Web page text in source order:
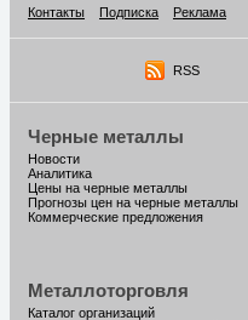
Контакты
Подписка Реклама
RSS
Черные металлы
Новости
Аналитика
Цены на черные металлы
Прогнозы цен на черные металлы
Коммерческие предложения
Металлоторговля
Каталог организаций